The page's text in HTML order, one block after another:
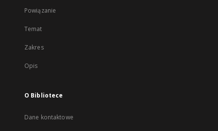
Powiązanie
Temat
Zakres
Opis
O Bibliotece
Dane kontaktowe